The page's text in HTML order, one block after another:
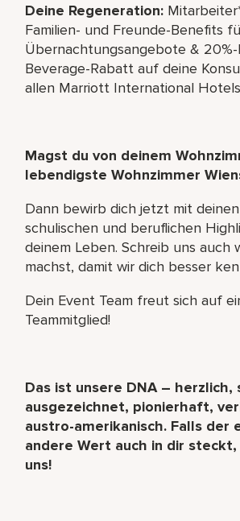
Deine Regeneration:
Familien- und Freunde-Benefits
Übernachtungsangebote & 20%-
Beverage-Rabatt auf deine
allen Marriott International
Magst du von deinem
lebendigste Wohnzimmer
Dann bewirb dich jetzt mit
schulischen und beruflichen
deinem Leben. Schreib uns auch
machst, damit wir dich besser
Dein Event Team freut sich auf
Teammitglied!
Das ist unsere DNA – herzlich,
ausgezeichnet, pionierhaft,
austro-amerikanisch. Falls der
andere Wert auch in dir
uns!